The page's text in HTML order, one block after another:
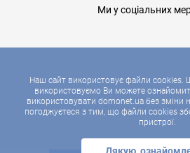
Наш сайт використовує файли cookies.
використовуємо Ви можете
використовувати domonet.ua без зміни
погоджуєтеся з тим, що файли cookies
пристрої.
Ми у соціальних
2026 © ДОМОНЕТ, УСІ